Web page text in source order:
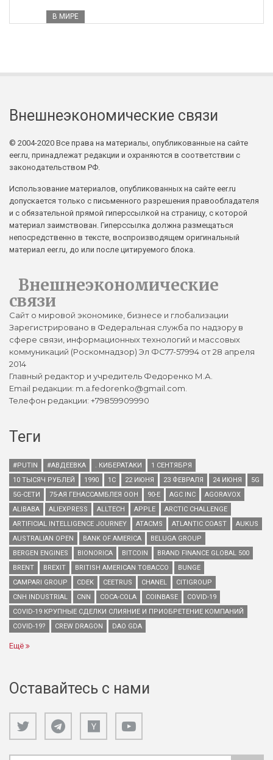
В МИРЕ
Внешнеэкономические связи
© 2004-2020 Все права на материалы, опубликованные на сайте
eer.ru, принадлежат редакции и охраняются в соответствии с
законодательством РФ.
Использование материалов, опубликованных на сайте eer.ru
допускается только с письменного разрешения правообладателя
и с обязательной прямой гиперссылкой на страницу, с которой
материал заимствован. Гиперссылка должна размещаться
непосредственно в тексте, воспроизводящем оригинальный
материал eer.ru, до или после цитируемого блока.
Внешнеэкономические
связи
Сайт о мировой экономике, бизнесе и глобализации
Зарегистрировано в Федеральная служба по надзору в
сфере связи, информационных технологий и массовых
коммуникаций (Роскомнадзор) Эл ФС77-57994 от 28 апреля
2014
Главный редактор и учредитель Федоренко М.А.
Email редакции: m.a.fedorenko@gmail.com.
Телефон редакции: +79859909990
Теги
#PUTIN #АВДЕЕВКА . КИБЕРАТАКИ
1 СЕНТЯБРЯ
10 ТЫСЯЧ РУБЛЕЙ
1990 1С 22 ИЮНЯ 23 ФЕВРАЛЯ 24 ИЮНЯ
5G
5G-СЕТИ
75-АЯ ГЕНАССАМБЛЕЯ ООН 90-Е AGC INC
AGORAVOX
ALIBABA
ALIEXPRESS ALLTECH APPLE
ARCTIC CHALLENGE
ARTIFICIAL INTELLIGENCE JOURNEY
ATACMS ATLANTIC COAST
AUKUS
AUSTRALIAN OPEN
BANK OF AMERICA
BELUGA GROUP
BERGEN ENGINES
BIONORICA BITCOIN
BRAND FINANCE GLOBAL 500
BRENT
BREXIT BRITISH AMERICAN TOBACCO
BUNGE
CAMPARI GROUP
CDEK CEETRUS CHANEL
CITIGROUP
CNH INDUSTRIAL
CNN COCA-COLA COINBASE
COVID-19
COVID-19 КРУПНЫЕ СДЕЛКИ СЛИЯНИЕ И ПРИОБРЕТЕНИЕ КОМПАНИЙ
COVID-19?
CREW DRAGON DAO GDA
Ещё
Оставайтесь с нами